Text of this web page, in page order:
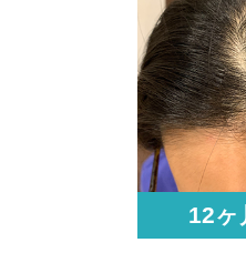
12ヶ